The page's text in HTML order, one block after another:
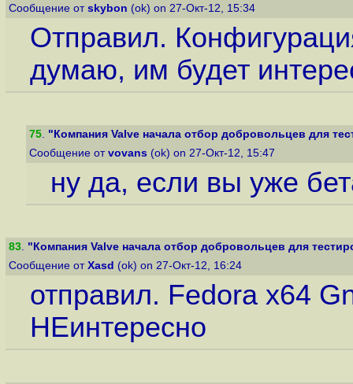
Сообщение от skybon (ok) on 27-Окт-12, 15:34
Отправил.
думаю, им будет
75. "Компания Valve начала отбор добровольцев для
Сообщение от vovans (ok) on 27-Окт-12, 15:47
ну да, если вы уже
83. "Компания Valve начала отбор добровольцев для
Сообщение от Xasd (ok) on 27-Окт-12, 16:24
отправил. Fedora x64
НЕинтересно